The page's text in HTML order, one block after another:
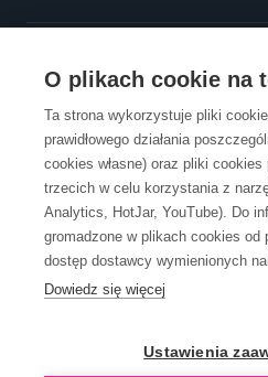
O plikach cookie na
Ta strona wykorzystuje pliki
prawidłowego działania
cookies własne) oraz pliki
trzecich w celu korzystania z
Analytics, HotJar, YouTube). Do
gromadzone w plikach cookies od
dostęp dostawcy wymienionych
Dowiedz się więcej
Ustawienia
OBSŁUGA KLIENTA
KONTAKT
OpenGift jest